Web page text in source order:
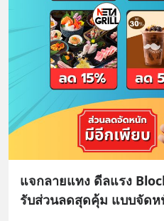
แจกลายแทง ดีลแรง
รับส่วนลดสุดคุ้ม แบบจัดห